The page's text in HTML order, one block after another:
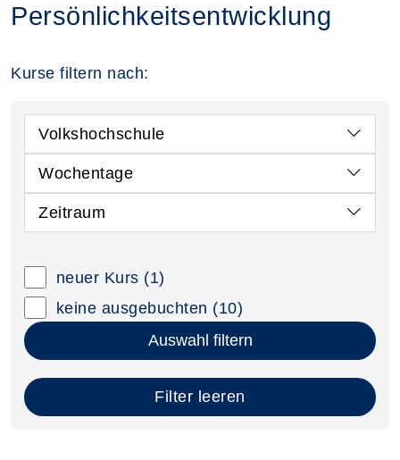
Persönlichkeitsentwicklung
Kurse filtern nach:
Volkshochschule
Wochentage
Zeitraum
neuer Kurs (1)
keine ausgebuchten (10)
Auswahl filtern
Filter leeren